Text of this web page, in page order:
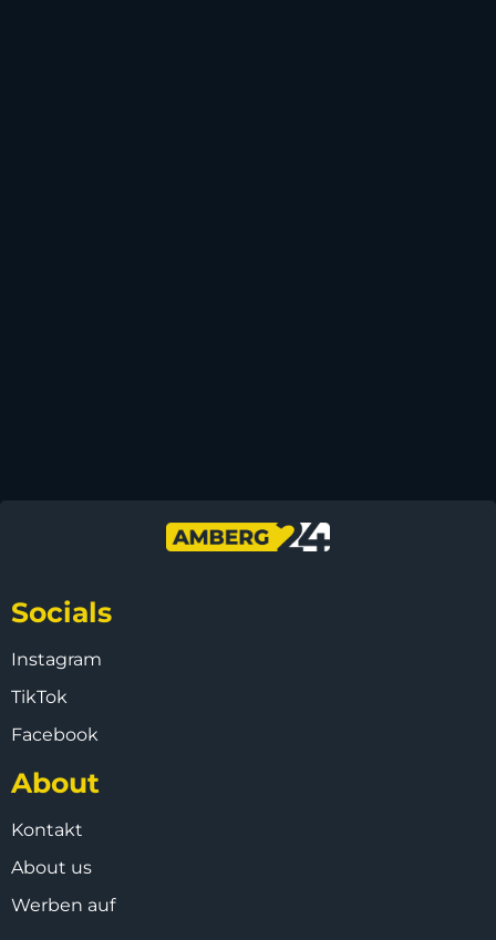
Socials
Instagram
TikTok
Facebook
About
Kontakt
About us
Werben auf